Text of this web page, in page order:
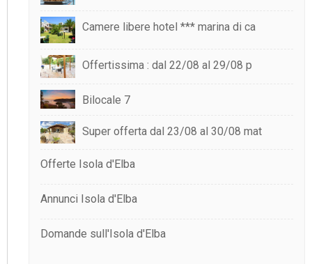
Camere libere hotel *** marina di ca
Offertissima : dal 22/08 al 29/08 p
Bilocale 7
Super offerta dal 23/08 al 30/08 mat
Offerte Isola d'Elba
Annunci Isola d'Elba
Domande sull'Isola d'Elba